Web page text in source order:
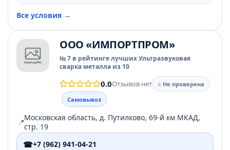
Все условия →
ООО «ИМПОРТПРОМ»
№ 7 в рейтинге лучших Ультразвуковая
сварка металла из 10
0.0Отзывов нет
○ Не проверена
Самовывоз
📍Московская область, д. Путилково, 69-й км МКАД,
стр. 19
☎+7 (962) 941-04-21